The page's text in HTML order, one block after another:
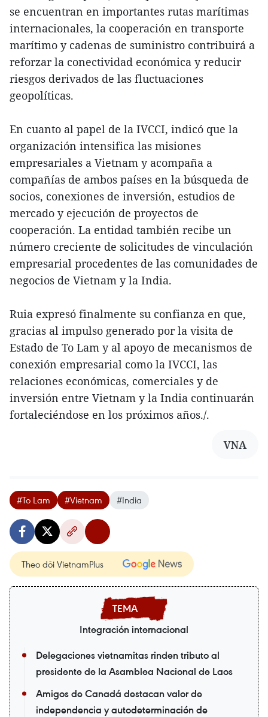
se encuentran en importantes rutas marítimas
internacionales, la cooperación en transporte
marítimo y cadenas de suministro contribuirá a
reforzar la conectividad económica y reducir
riesgos derivados de las fluctuaciones
geopolíticas.
En cuanto al papel de la IVCCI, indicó que la
organización intensifica las misiones
empresariales a Vietnam y acompaña a
compañías de ambos países en la búsqueda de
socios, conexiones de inversión, estudios de
mercado y ejecución de proyectos de
cooperación. La entidad también recibe un
número creciente de solicitudes de vinculación
empresarial procedentes de las comunidades de
negocios de Vietnam y la India.
Ruia expresó finalmente su confianza en que,
gracias al impulso generado por la visita de
Estado de To Lam y al apoyo de mecanismos de
conexión empresarial como la IVCCI, las
relaciones económicas, comerciales y de
inversión entre Vietnam y la India continuarán
fortaleciéndose en los próximos años./.
VNA
#To Lam #Vietnam #India
Theo dõi VietnamPlus
Integración internacional
Delegaciones vietnamitas rinden tributo al
presidente de la Asamblea Nacional de Laos
Amigos de Canadá destacan valor de
independencia y autodeterminación de